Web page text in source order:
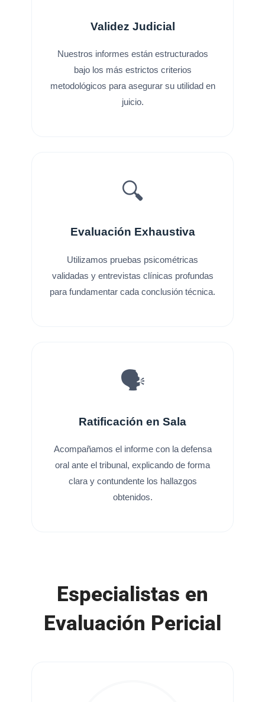
Validez Judicial
Nuestros informes están estructurados
bajo los más estrictos criterios
metodológicos para asegurar su utilidad en
juicio.
🔍
Evaluación Exhaustiva
Utilizamos pruebas psicométricas
validadas y entrevistas clínicas profundas
para fundamentar cada conclusión técnica.
🗣️
Ratificación en Sala
Acompañamos el informe con la defensa
oral ante el tribunal, explicando de forma
clara y contundente los hallazgos
obtenidos.
Especialistas en
Evaluación Pericial